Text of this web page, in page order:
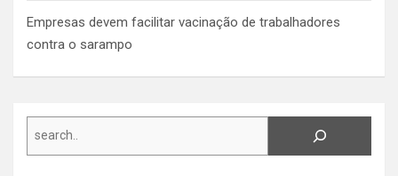
Empresas devem facilitar vacinação de trabalhadores
contra o sarampo
Search